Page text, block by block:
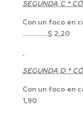
SEGUNDA C *
Con un foco en
……………$
SEGUNDA D *
Con un foco en
1,90